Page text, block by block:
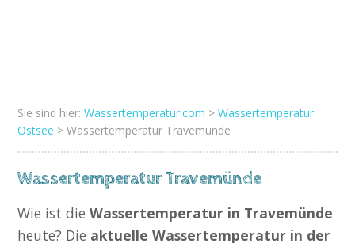
Sie sind hier:Wassertemperatur.com >Wassertemperatur
Ostsee > Wassertemperatur Travemünde
Wassertemperatur Travemünde
Wie ist dieWassertemperatur in Travemünde
heute? Die aktuelle Wassertemperatur in der